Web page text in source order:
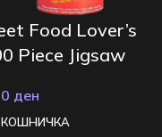
Food Lover’s
Piece Jigsaw
ден